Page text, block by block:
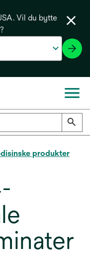
Vil du bytte
produkter